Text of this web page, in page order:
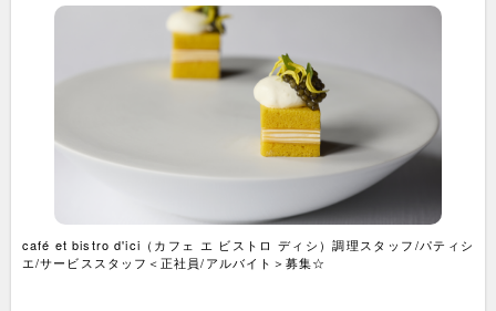
café et bistro d'ici（カフェ エ ビストロ ディシ）調理スタッフ/パティシ
エ/サービススタッフ＜正社員/アルバイト＞募集☆